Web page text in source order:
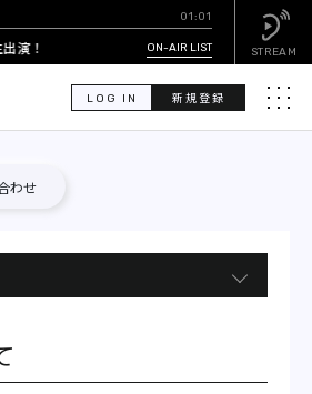
LOG IN 新規登録 メニ
01:01
演！ ON-AIR LIST STREAM
わせ